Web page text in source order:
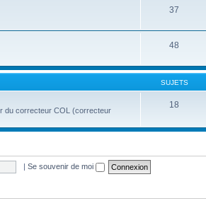
37
48
SUJETS
du correcteur COL (correcteur
18
| Se souvenir de moi